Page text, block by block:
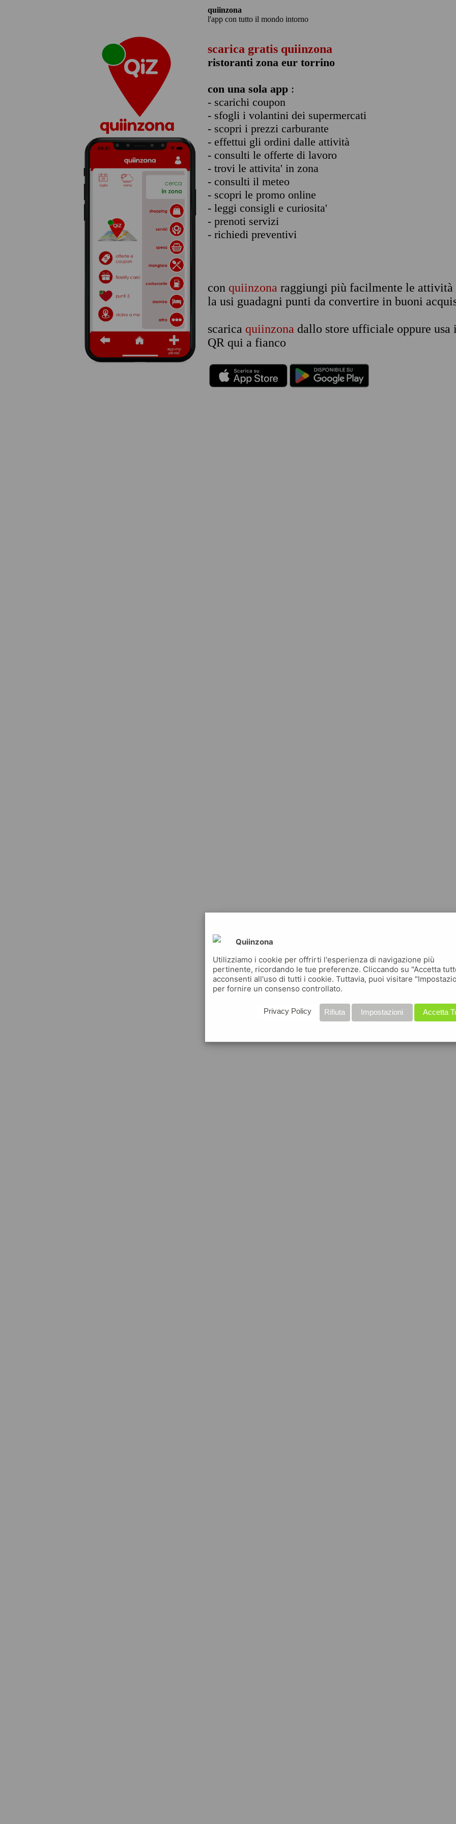
quiinzona
l'app con tutto il mondo intorno
scarica gratis quiinzona
ristoranti zona eur torrino
con una sola app :
- scarichi coupon
- sfogli i volantini dei supermercati
- scopri i prezzi carburante
- effettui gli ordini dalle attività
- consulti le offerte di lavoro
- trovi le attivita' in zona
- consulti il meteo
- scopri le promo online
- leggi consigli e curiosita'
- prenoti servizi
- richiedi preventivi
con quiinzona raggiungi più facilmente le attività
la usi guadagni punti da convertire in buoni
scarica quiinzona dallo store ufficiale oppure usa
QR qui a fianco
Quiinzona
Utilizziamo i cookie per offrirti l'esperienza di navigazione più
pertinente, ricordando le tue preferenze. Cliccando su "Accetta
acconsenti all'uso di tutti i cookie. Tuttavia, puoi visitare
per fornire un consenso controllato.
Accetta
Impostazioni
Rifiuta
Privacy Policy